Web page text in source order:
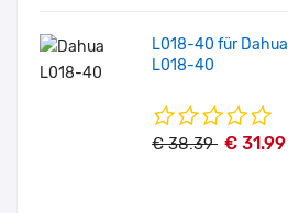
L018-40 für Dahua
L018-40
€ 38.39 € 31.99